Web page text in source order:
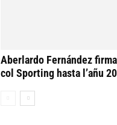
Aberlardo Fernández firma
col Sporting hasta l’añu